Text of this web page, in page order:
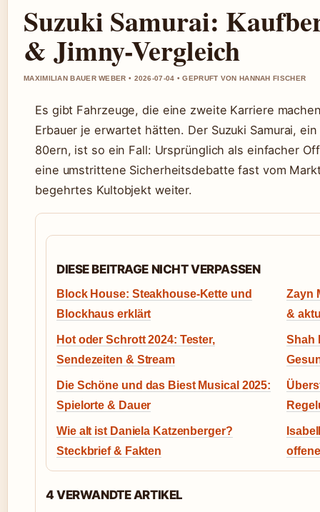
Suzuki Samurai:
& Jimny-Vergleich
MAXIMILIAN BAUER WEBER • 2026-07-04 • GEPRUFT VON HANNAH FISCHER
Es gibt Fahrzeuge, die eine zweite Karriere
Erbauer je erwartet hätten. Der Suzuki Samurai,
80ern, ist so ein Fall: Ursprünglich als einfacher
eine umstrittene Sicherheitsdebatte fast vom
begehrtes Kultobjekt weiter.
DIESE BEITRAGE NICHT VERPASSEN
Block House: Steakhouse-Kette und
Blockhaus erklärt
Zayn
&
Hot oder Schrott 2024: Tester,
Sendezeiten & Stream
Shah
Die Schöne und das Biest Musical 2025:
Spielorte & Dauer
Wie alt ist Daniela Katzenberger?
Steckbrief & Fakten
4 VERWANDTE ARTIKEL